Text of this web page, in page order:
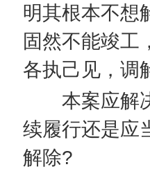
明其根本不想
固然不能竣工
各执己见，调
本案应解决
续履行还是应
解除?